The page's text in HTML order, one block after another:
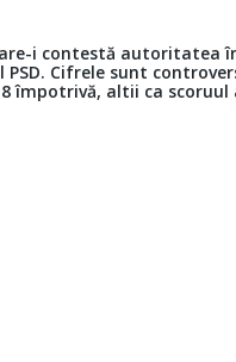
i contestă autoritatea
Cifrele sunt
altii ca scoruul